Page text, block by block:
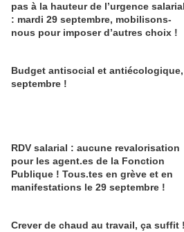
pas à la hauteur de l’urgence
: mardi 29 septembre, mobilisons-
nous pour imposer d’autres choix !
Budget antisocial et
septembre !
RDV salarial : aucune revalorisation
pour les agent.es de la Fonction
Publique ! Tous.tes en grève et en
manifestations le 29 septembre !
Crever de chaud au travail, ça suffit !